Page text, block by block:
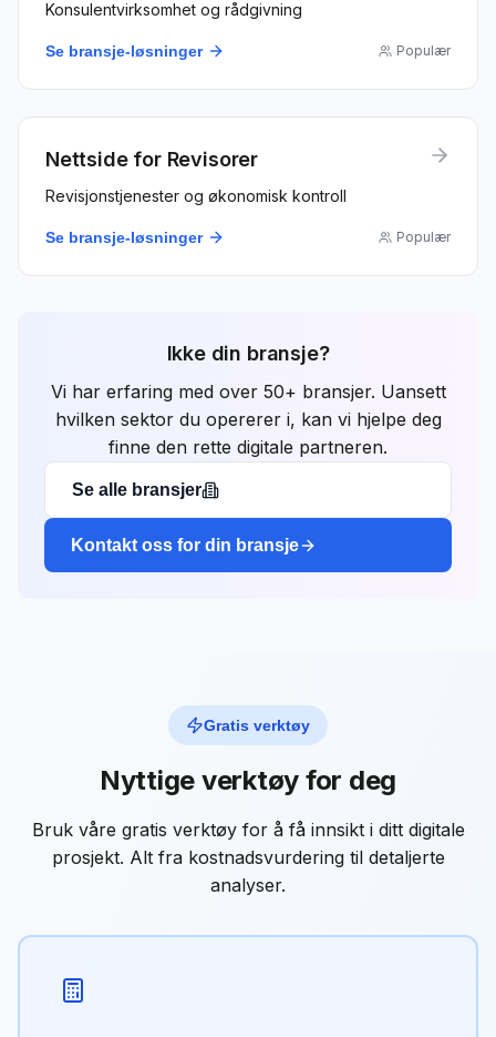
Konsulentvirksomhet og rådgivning
Se bransje-løsninger Populær
Nettside for Revisorer
Revisjonstjenester og økonomisk kontroll
Se bransje-løsninger Populær
Ikke din bransje?
Vi har erfaring med over 50+ bransjer. Uansett
hvilken sektor du opererer i, kan vi hjelpe deg
finne den rette digitale partneren.
Se alle bransjer
Kontakt oss for din bransje
Gratis verktøy
Nyttige verktøy for deg
Bruk våre gratis verktøy for å få innsikt i ditt digitale
prosjekt. Alt fra kostnadsvurdering til detaljerte
analyser.